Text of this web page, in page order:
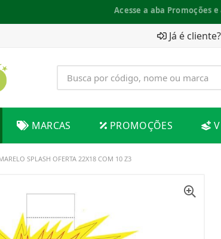
Espaço do Fornecedor
Já é
MARCAS PROMOÇÕES
SPLASH OFERTA 22X18 COM 10 Z3